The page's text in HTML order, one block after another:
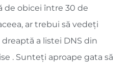
de obicei între 30 de
ar trebui să vedeți
a listei DNS din
. Sunteți aproape gata să